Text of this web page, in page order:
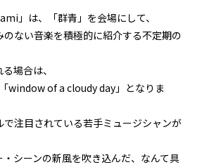
」は、「群青」を会場にして、
ない音楽を積極的に紹介する不定期の
場合は、
window of a cloudy day」となりま
注目されている若手ミュージシャンが
シーンの新風を吹き込んだ、なんて具